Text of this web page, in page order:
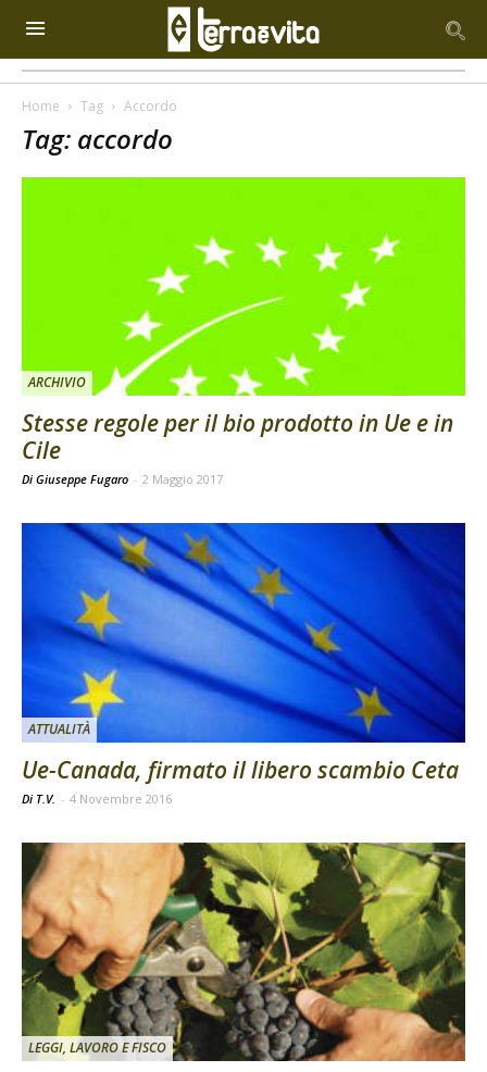
Home Tag Accordo
Tag: accordo
ARCHIVIO
Stesse regole per il bio prodotto in Ue e in
Cile
Di Giuseppe Fugaro - 2 Maggio 2017
ATTUALITÀ
Ue-Canada, firmato il libero scambio Ceta
Di T.V. - 4 Novembre 2016
LEGGI, LAVORO E FISCO